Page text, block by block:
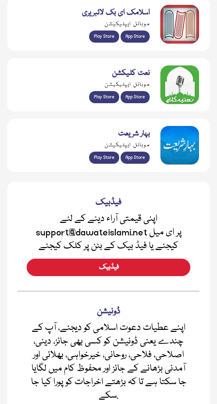
اسلامک ای بک لائبریری
موبائل ایپلیکیشن
Play Store App Store
نعت کلیکشن
موبائل ایپلیکیشن
Play Store App Store
بہار شریعت
موبائل ایپلیکیشن
Play Store App Store
فیڈبیک
اپنی قیمتی آراء دینے کے لئے
support@dawateislami.net پر ای میل
کیجئے یا فیڈ بیک کے بٹن پر کلک کیجئے
فیڈبیک
ڈونیشن
اپنے عطیات دعوت اسلامی کو دیجئے، آپ کے
چندے یعنی ڈونیشن کو کسی بھی جائز، دینی،
اصلاحی، فلاحی، روحانی، خیرخواہی، بھلائی اور
آمدنی بڑھانے کے جائز اور محفوظ کام میں لگایا
جا سکتا ہے تا کہ بڑھتے اخراجات کو پورا کیا جا
سکے.